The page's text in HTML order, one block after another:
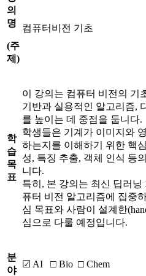
의
명
(주
제 )
컴퓨터비전 기초
학
습
목
표
이 강의는 컴퓨터 비전의 기
기반과 실용적인 알고리즘,
를 높이는 데 중점을 둡니다.
학생들은 기계가 이미지와
하는지를 이해하기 위한 핵
성, 특징 추출, 객체 인식 등
니다.
특히, 본 강의는 최신 딥러
퓨터 비전 알고리즘에 집중
심 목표와 사람이 설계한
심으로 다룰 예정입니다.
분
야
☑ AI □ Bio □ Chem